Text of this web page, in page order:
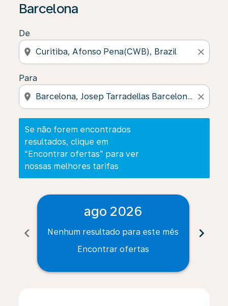
Barcelona
De
location_on close
Para
location_on close
Se não forem encontrados
resultados, clique em
“Encontrar ofertas” para ver
nossas melhores tarifas
chevron_left
ago 2026
Nenhum resultado para este mês
Encontrar ofertas
chevron_right